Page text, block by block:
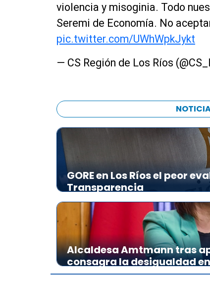
violencia y misoginia. Todo
Seremi de Economía. No
pic.twitter.com/UWhWpkJykt
— CS Región de Los Ríos
GORE en Los Ríos el peor
Transparencia
Alcaldesa Amtmann tras
consagra la desigualdad